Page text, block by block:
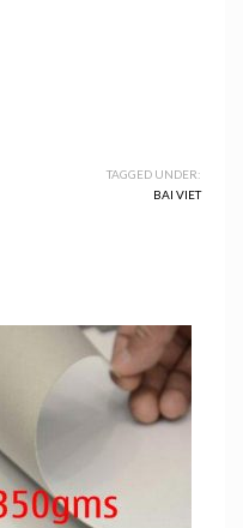
TAGGED UNDER:
BAI VIET